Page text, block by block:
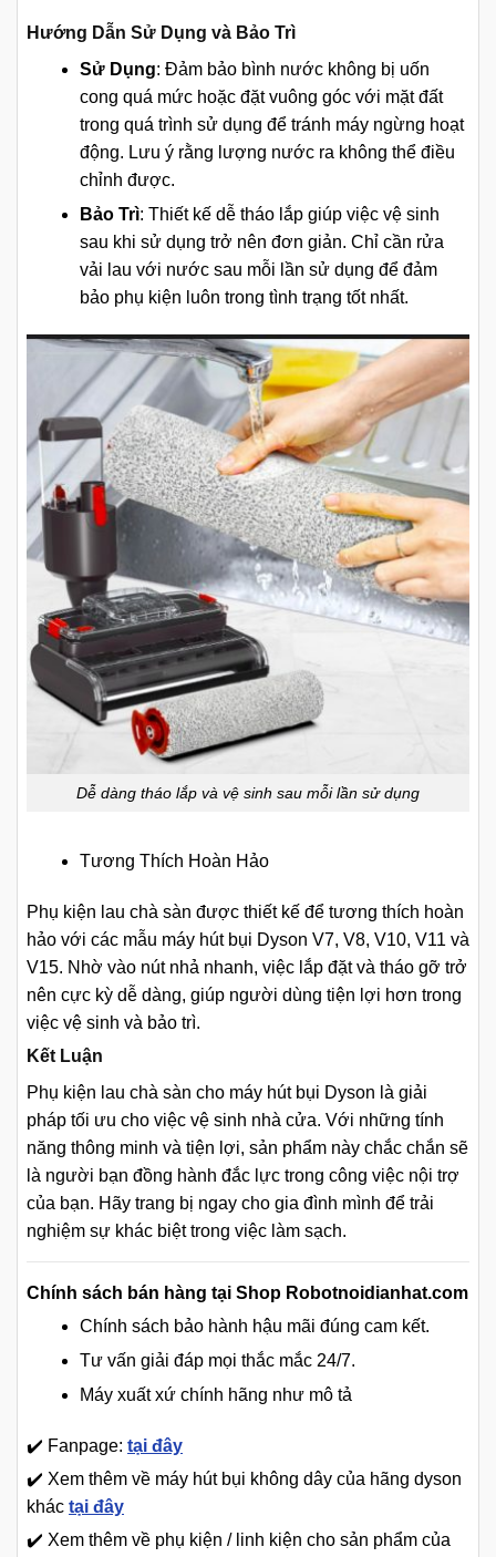
Hướng Dẫn Sử Dụng và Bảo Trì
Sử Dụng: Đảm bảo bình nước không bị uốn
cong quá mức hoặc đặt vuông góc với mặt đất
trong quá trình sử dụng để tránh máy ngừng hoạt
động. Lưu ý rằng lượng nước ra không thể điều
chỉnh được.
Bảo Trì: Thiết kế dễ tháo lắp giúp việc vệ sinh
sau khi sử dụng trở nên đơn giản. Chỉ cần rửa
vải lau với nước sau mỗi lần sử dụng để đảm
bảo phụ kiện luôn trong tình trạng tốt nhất.
Dễ dàng tháo lắp và vệ sinh sau mỗi lần sử dụng
Tương Thích Hoàn Hảo
Phụ kiện lau chà sàn được thiết kế để tương thích hoàn
hảo với các mẫu máy hút bụi Dyson V7, V8, V10, V11 và
V15. Nhờ vào nút nhả nhanh, việc lắp đặt và tháo gỡ trở
nên cực kỳ dễ dàng, giúp người dùng tiện lợi hơn trong
việc vệ sinh và bảo trì.
Kết Luận
Phụ kiện lau chà sàn cho máy hút bụi Dyson là giải
pháp tối ưu cho việc vệ sinh nhà cửa. Với những tính
năng thông minh và tiện lợi, sản phẩm này chắc chắn sẽ
là người bạn đồng hành đắc lực trong công việc nội trợ
của bạn. Hãy trang bị ngay cho gia đình mình để trải
nghiệm sự khác biệt trong việc làm sạch.
Chính sách bán hàng tại Shop Robotnoidianhat.com
Chính sách bảo hành hậu mãi đúng cam kết.
Tư vấn giải đáp mọi thắc mắc 24/7.
Máy xuất xứ chính hãng như mô tả
✔️ Fanpage: tại đây
✔️ Xem thêm về máy hút bụi không dây của hãng dyson
khác tại đây
✔️ Xem thêm về phụ kiện / linh kiện cho sản phẩm của